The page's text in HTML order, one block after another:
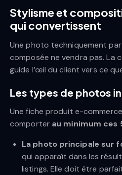
Stylisme et
qui convertissent
Une photo techniquement
composée ne vendra pas. La
guide l’œil du client vers ce
Les types de photos
Une fiche produit e-
comporter au minimum ces
La photo principale sur
qui apparaît dans les
listings. Elle doit être